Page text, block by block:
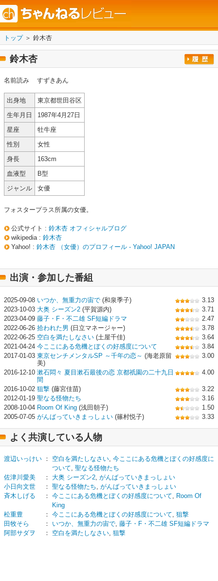
トップ＞ 鈴木杏
鈴木杏
名前読み すずきあん
出身地
東京都世田谷区
生年月日
1987年4月27日
星座
牡牛座
性別
女性
身長
163cm
血液型
B型
ジャンル
女優
フォスタープラス所属の女優。
公式サイト : 鈴木杏 オフィシャルブログ
wikipedia : 鈴木杏
Yahoo! : 鈴木杏 （女優）のプロフィール - Yahoo! JAPAN
出演・参加した番組
2025-09-08 いつか、無重力の宙で (和泉季子)
3.13
2023-10-03 大奥 シーズン2 (平賀源内)
3.71
2023-04-09 藤子・F・不二雄 SF短編ドラマ
2.47
2022-06-26 拾われた男 (日立マネージャー)
3.78
2022-06-25 空白を満たしなさい (土屋千佳)
3.64
2021-04-24 今ここにある危機とぼくの好感度について
3.84
2017-01-03 東京センチメンタルSP ～千年の恋～ (海老原留
美)
3.00
2016-12-10 漱石悶々 夏目漱石最後の恋 京都祇園の二十九日
間
4.00
2016-10-02 狙撃 (藤宮佳苗)
3.22
2012-01-19 聖なる怪物たち
3.16
2008-10-04 Room Of King (浅田朝子)
1.50
2005-07-05 がんばっていきまっしょい (篠村悦子) 3.33
よく共演している人物
渡辺いっけい ： 空白を満たしなさい, 今ここにある危機とぼくの好感度に
ついて, 聖なる怪物たち
佐津川愛美
： 大奥 シーズン2, がんばっていきまっしょい
小日向文世
： 聖なる怪物たち, がんばっていきまっしょい
斉木しげる
： 今ここにある危機とぼくの好感度について, Room Of
King
松重豊
： 今ここにある危機とぼくの好感度について, 狙撃
田牧そら
： いつか、無重力の宙で, 藤子・F・不二雄 SF短編ドラマ
阿部サダヲ
： 空白を満たしなさい, 狙撃